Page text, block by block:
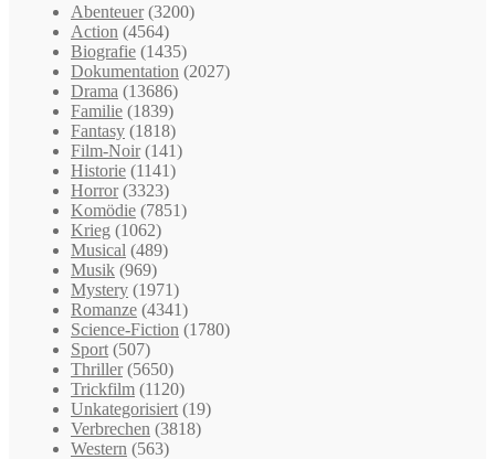
Abenteuer (3200)
Action (4564)
Biografie (1435)
Dokumentation (2027)
Drama (13686)
Familie (1839)
Fantasy (1818)
Film-Noir (141)
Historie (1141)
Horror (3323)
Komödie (7851)
Krieg (1062)
Musical (489)
Musik (969)
Mystery (1971)
Romanze (4341)
Science-Fiction (1780)
Sport (507)
Thriller (5650)
Trickfilm (1120)
Unkategorisiert (19)
Verbrechen (3818)
Western (563)